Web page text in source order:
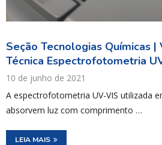
Seção Tecnologias Químicas
Técnica Espectrofotometria
10 de junho de 2021
A espectrofotometria UV-VIS utilizada
absorvem luz com comprimento …
LEIA MAIS